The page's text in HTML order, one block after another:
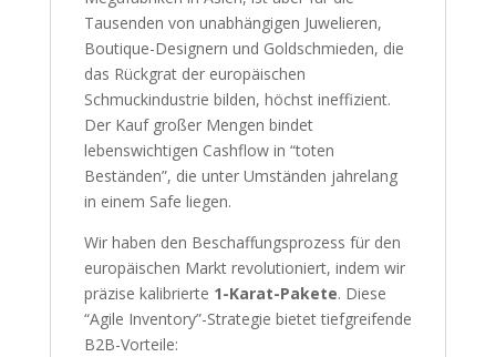
Tausenden von unabhängigen Juwelieren,
Boutique-Designern und Goldschmieden, die
das Rückgrat der europäischen
Schmuckindustrie bilden, höchst ineffizient.
Der Kauf großer Mengen bindet
lebenswichtigen Cashflow in “toten
Beständen”, die unter Umständen jahrelang
in einem Safe liegen.
Wir haben den Beschaffungsprozess für den
europäischen Markt revolutioniert, indem wir
präzise kalibrierte 1-Karat-Pakete. Diese
“Agile Inventory”-Strategie bietet tiefgreifende
B2B-Vorteile: